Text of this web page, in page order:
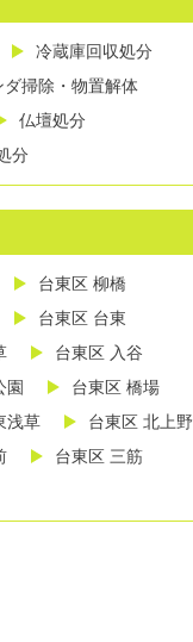
冷蔵庫回収処分
ダ掃除・物置解体
仏壇処分
分
台東区 柳橋
台東区 台東
台東区 入谷
園
台東区 橋場
浅草
台東区 北上野
台東区 三筋